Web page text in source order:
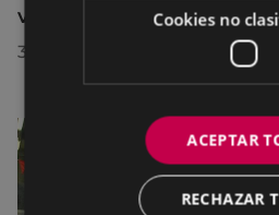
visita a la localidad
30/07/2026
Cookies no
ACEPTAR
RECHAZAR